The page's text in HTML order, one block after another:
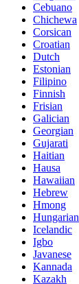
Cebuano
Chichewa
Corsican
Croatian
Dutch
Estonian
Filipino
Finnish
Frisian
Galician
Georgian
Gujarati
Haitian
Hausa
Hawaiian
Hebrew
Hmong
Hungarian
Icelandic
Igbo
Javanese
Kannada
Kazakh